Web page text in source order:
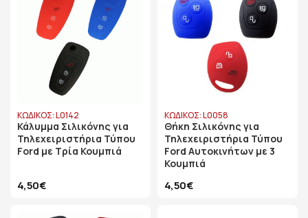
ΚΩΔΙΚΟΣ: L0142
Κάλυμμα Σιλικόνης για
Τηλεχειριστήρια Τύπου
Ford με Τρία Κουμπιά
4,50€
ΚΩΔΙΚΟΣ: L0058
Θήκη Σιλικόνης για
Τηλεχειριστήρια Τύπου
Ford Αυτοκινήτων με 3
Κουμπιά
4,50€